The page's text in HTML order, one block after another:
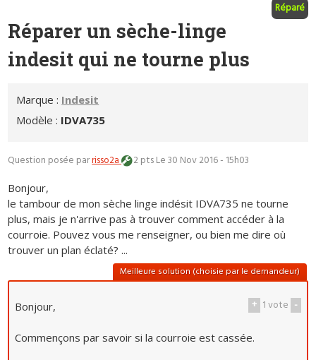
Réparé
Réparer un sèche-linge
indesit qui ne tourne plus
Marque : Indesit
Modèle : IDVA735
Question posée parrisso2a 2 ptsLe 30 Nov 2016 - 15h03
Bonjour,
le tambour de mon sèche linge indésit IDVA735 ne tourne
plus, mais je n'arrive pas à trouver comment accéder à la
courroie. Pouvez vous me renseigner, ou bien me dire où
trouver un plan éclaté? ...
Meilleure solution (choisie par le demandeur)
+ 1vote -
Bonjour,
Commençons par savoir si la courroie est cassée.